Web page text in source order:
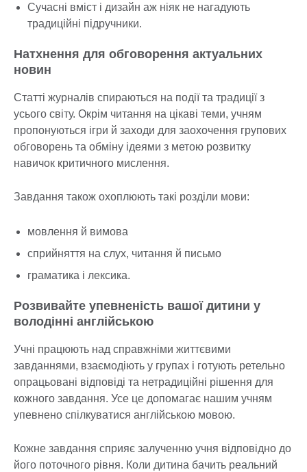
Сучасні вміст і дизайн аж ніяк не нагадують
традиційні підручники.
Натхнення для обговорення актуальних
новин
Статті журналів спираються на події та традиції з
усього світу. Окрім читання на цікаві теми, учням
пропонуються ігри й заходи для заохочення групових
обговорень та обміну ідеями з метою розвитку
навичок критичного мислення.
Завдання також охоплюють такі розділи мови:
мовлення й вимова
сприйняття на слух, читання й письмо
граматика і лексика.
Розвивайте упевненість вашої дитини у
володінні англійською
Учні працюють над справжніми життєвими
завданнями, взаємодіють у групах і готують ретельно
опрацьовані відповіді та нетрадиційні рішення для
кожного завдання. Усе це допомагає нашим учням
упевнено спілкуватися англійською мовою.
Кожне завдання сприяє залученню учня відповідно до
його поточного рівня. Коли дитина бачить реальний